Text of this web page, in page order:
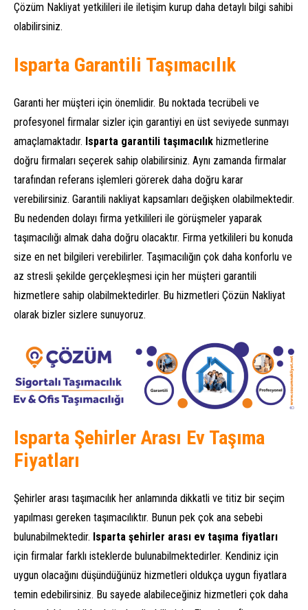
Çözüm Nakliyat yetkilileri ile iletişim kurup daha detaylı bilgi sahibi
olabilirsiniz.
Isparta Garantili Taşımacılık
Garanti her müşteri için önemlidir. Bu noktada tecrübeli ve
profesyonel firmalar sizler için garantiyi en üst seviyede sunmayı
amaçlamaktadır. Isparta garantili taşımacılık hizmetlerine
doğru firmaları seçerek sahip olabilirsiniz. Aynı zamanda firmalar
tarafından referans işlemleri görerek daha doğru karar
verebilirsiniz. Garantili nakliyat kapsamları değişken olabilmektedir.
Bu nedenden dolayı firma yetkilileri ile görüşmeler yaparak
taşımacılığı almak daha doğru olacaktır. Firma yetkilileri bu konuda
size en net bilgileri verebilirler. Taşımacılığın çok daha konforlu ve
az stresli şekilde gerçekleşmesi için her müşteri garantili
hizmetlere sahip olabilmektedirler. Bu hizmetleri Çözün Nakliyat
olarak bizler sizlere sunuyoruz.
Isparta Şehirler Arası Ev Taşıma
Fiyatları
Şehirler arası taşımacılık her anlamında dikkatli ve titiz bir seçim
yapılması gereken taşımacılıktır. Bunun pek çok ana sebebi
bulunabilmektedir. Isparta şehirler arası ev taşıma fiyatları
için firmalar farklı isteklerde bulunabilmektedirler. Kendiniz için
uygun olacağını düşündüğünüz hizmetleri oldukça uygun fiyatlara
temin edebilirsiniz. Bu sayede alabileceğiniz hizmetleri çok daha